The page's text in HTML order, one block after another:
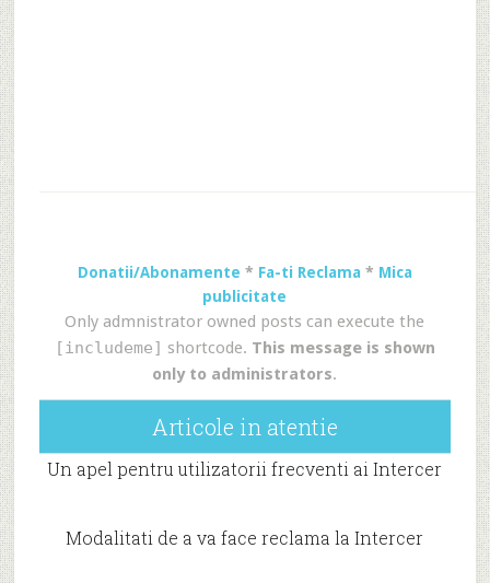
Donatii/Abonamente * Fa-ti Reclama * Mica
publicitate
Only admnistrator owned posts can execute the
[includeme] shortcode. This message is shown
only to administrators.
Articole in atentie
Un apel pentru utilizatorii frecventi ai Intercer
Modalitati de a va face reclama la Intercer